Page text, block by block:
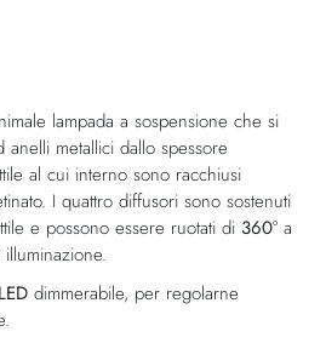
lampada a sospensione che si
metallici dallo spessore
al cui interno sono racchiusi
I quattro diffusori sono sostenuti
e possono essere ruotati di 360° a
LED dimmerabile, per regolarne